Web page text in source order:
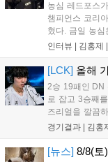
농심 레드포스
챔피언스 코리
혔다. 금일 농
패를 당하고 말
인규 감독 : 모든
인터뷰 | 김홍제
[LCK] 올해
2승 19패인 DN
로 잡고 3승째
즈리얼을 깔끔
웃'의 신드라가
었...
경기결과 | 김홍
[뉴스] 8/8(토